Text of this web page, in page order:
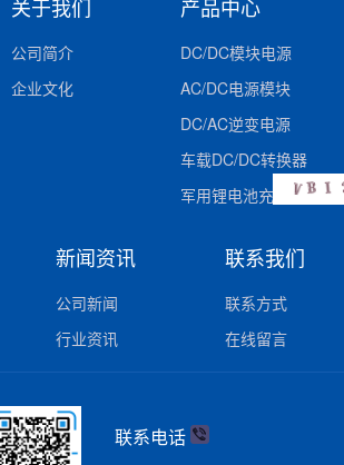
关于我们
公司简介
企业文化
产品中心
DC/DC模块电源
AC/DC电源模块
DC/AC逆变电源
车载DC/DC转换器
军用锂电池充电器
新闻资讯
公司新闻
行业资讯
联系我们
联系方式
在线留言
联系电话